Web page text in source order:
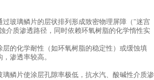
过玻璃鳞片的层状排列形成致密物理屏障（"迷宫
介质渗透路径，同时依赖环氧树脂的化学惰性实
层的化学耐性（如环氧树脂的稳定性）或缓蚀填
渗透率较高。
璃鳞片使涂层孔隙率极低，抗水汽、酸碱性介质渗